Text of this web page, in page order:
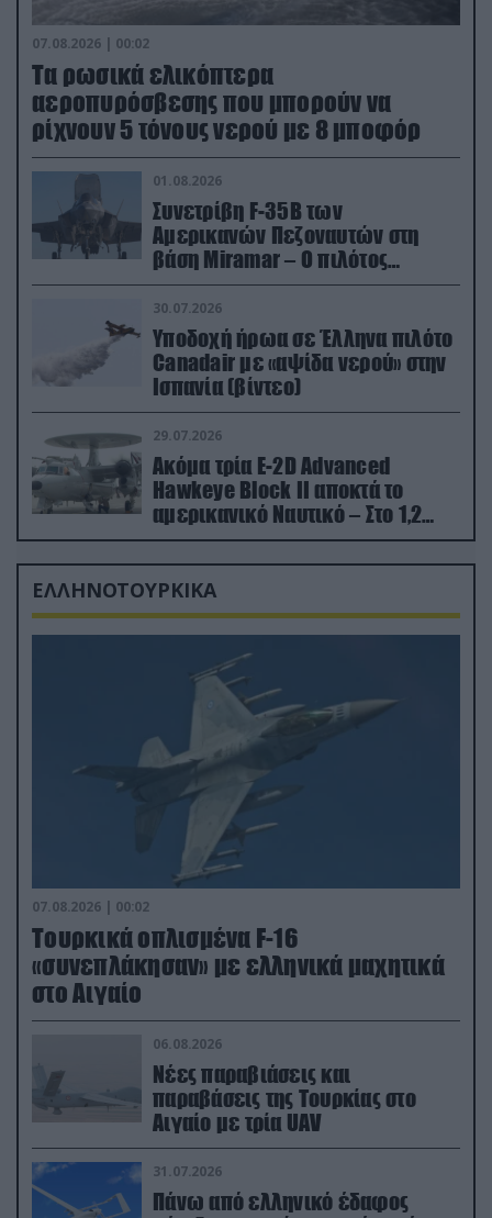
07.08.2026 | 00:02
Τα ρωσικά ελικόπτερα
αεροπυρόσβεσης που μπορούν να
ρίχνουν 5 τόνους νερού με 8 μποφόρ
01.08.2026
Συνετρίβη F-35B των
Αμερικανών Πεζοναυτών στη
βάση Miramar – Ο πιλότος
εκτινάχθηκε εγκαίρως
30.07.2026
Υποδοχή ήρωα σε Έλληνα πιλότο
Canadair με «αψίδα νερού» στην
Ισπανία (βίντεο)
29.07.2026
Ακόμα τρία E-2D Advanced
Hawkeye Block II αποκτά το
αμερικανικό Ναυτικό – Στο 1,2
δισ.δολάρια το κόστος
ΕΛΛΗΝΟΤΟΥΡΚΙΚΑ
07.08.2026 | 00:02
Τουρκικά οπλισμένα F-16
«συνεπλάκησαν» με ελληνικά μαχητικά
στο Αιγαίο
06.08.2026
Νέες παραβιάσεις και
παραβάσεις της Τουρκίας στο
Αιγαίο με τρία UAV
31.07.2026
Πάνω από ελληνικό έδαφος